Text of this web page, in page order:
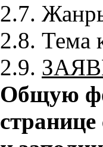
2.7.
2.8. Тема
2.9.
Общую
странице